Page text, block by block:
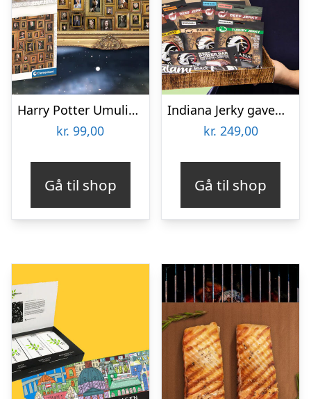
Harry Potter Umulig Puslespil
kr. 99,00
Gå til shop
Indiana Jerky gaveæske
kr. 249,00
Gå til shop